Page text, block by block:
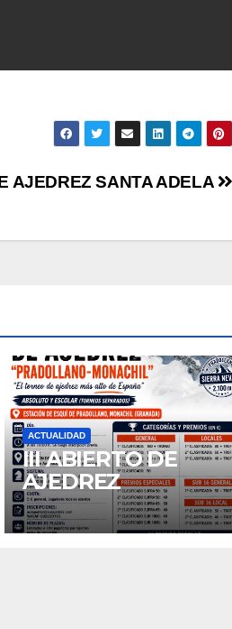
AJEDREZ SANTA ADELA
ACTUALIDAD
III ABIERTO DE
AJEDREZ
“PRADOLLANO –
MONACHIL”